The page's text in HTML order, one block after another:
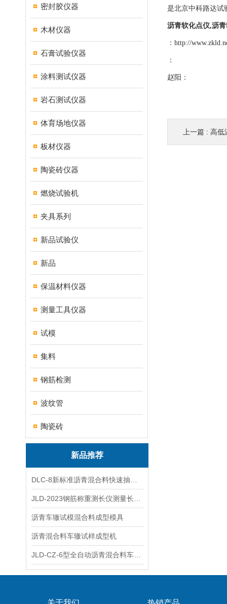
密封胶仪器
木材仪器
石膏试验仪器
涂料测试仪器
岩石测试仪器
体育场地仪器
板材仪器
陶瓷砖仪器
燃烧试验机
夹具系列
新品试验仪
新品
保温材料仪器
测量工具仪器
试模
集料
钢筋检测
波纹管
陶瓷砖
新品推荐
沥青车辙试模混合料成型模具
沥青混合料车辙试样成型机
是北京中科路达试
沥青软化点仪,沥
： http://
：
赵阳：
上一篇 : 高低